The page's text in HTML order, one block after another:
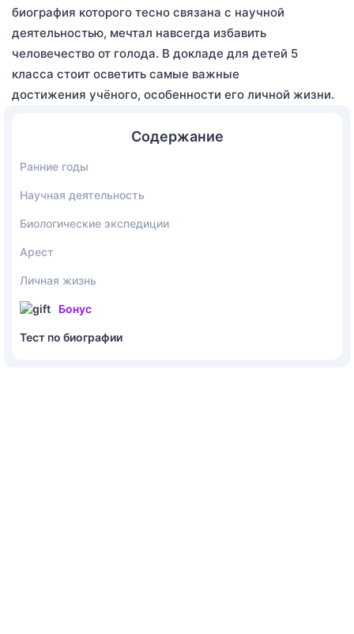
биография которого тесно связана с научной
деятельностью, мечтал навсегда избавить
человечество от голода. В докладе для детей 5
класса стоит осветить самые важные
достижения учёного, особенности его личной жизни.
Содержание
Ранние годы
Научная деятельность
Биологические экспедиции
Арест
Личная жизнь
Бонус
Тест по биографии